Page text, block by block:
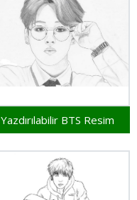
Yazdırılabilir BTS Resim